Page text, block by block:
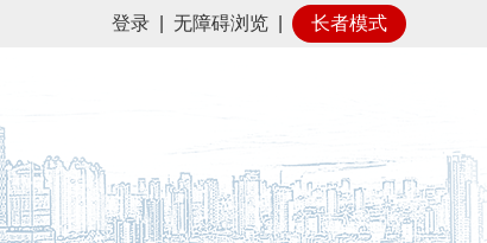
登录 无障碍浏览 长者模式